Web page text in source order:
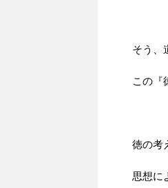
そう、
この『
徳の考
思想に